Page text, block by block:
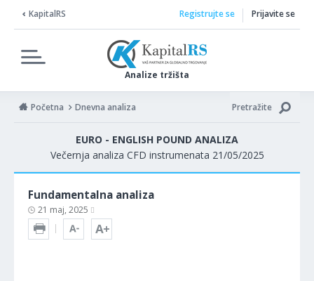
KapitalRS
Analize tržišta
Registrujte se Prijavite se
Početna Dnevna analiza Pretražite
EURO - ENGLISH POUND ANALIZA
Večernja analiza CFD instrumenata 21/05/2025
Fundamentalna analiza
21 maj, 2025